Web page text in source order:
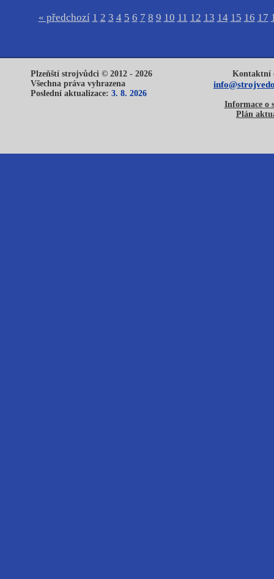
« předchozí 1 2 3 4 5 6 7 8 9 10 11 12 13 14 15 16 17
Plzeňští strojvůdci © 2012 - 2026
Všechna práva vyhrazena
Poslední aktualizace: 3. 8. 2026
Kontaktní
Informace o
Plán